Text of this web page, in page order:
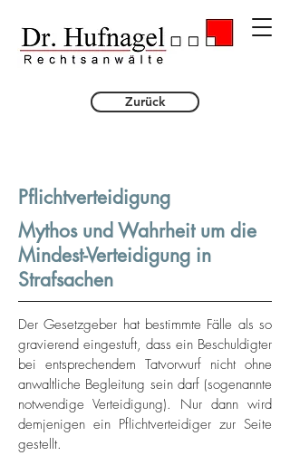
Zurück
Pflichtverteidigung
Mythos und Wahrheit um die
Mindest-Verteidigung in
Strafsachen
Der Gesetzgeber hat bestimmte Fälle als so
gravierend eingestuft, dass ein Beschuldigter
bei entsprechendem Tatvorwurf nicht ohne
anwaltliche Begleitung sein darf (sogenannte
notwendige Verteidigung). Nur dann wird
demjenigen ein Pflichtverteidiger zur Seite
gestellt.